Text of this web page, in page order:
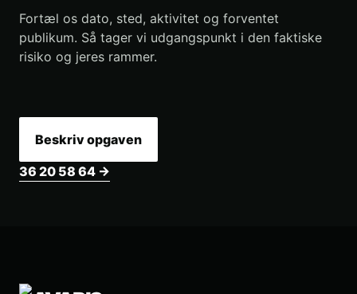
Fortæl os dato, sted, aktivitet og forventet
publikum. Så tager vi udgangspunkt i den faktiske
risiko og jeres rammer.
Beskriv opgaven
36 20 58 64 →